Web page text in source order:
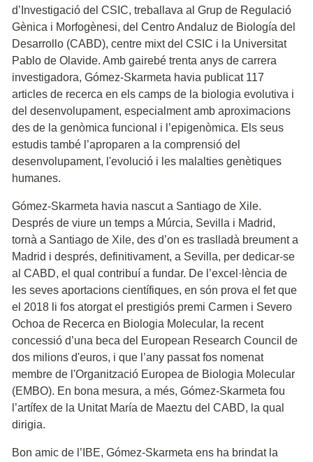
d’Investigació del CSIC, treballava al Grup de Regulació
Gènica i Morfogènesi, del Centro Andaluz de Biología del
Desarrollo (CABD), centre mixt del CSIC i la Universitat
Pablo de Olavide. Amb gairebé trenta anys de carrera
investigadora, Gómez-Skarmeta havia publicat 117
articles de recerca en els camps de la biologia evolutiva i
del desenvolupament, especialment amb aproximacions
des de la genòmica funcional i l’epigenòmica. Els seus
estudis també l’aproparen a la comprensió del
desenvolupament, l'evolució i les malalties genètiques
humanes.
Gómez-Skarmeta havia nascut a Santiago de Xile.
Després de viure un temps a Múrcia, Sevilla i Madrid,
tornà a Santiago de Xile, des d’on es traslladà breument a
Madrid i després, definitivament, a Sevilla, per dedicar-se
al CABD, el qual contribuí a fundar. De l’excel·lència de
les seves aportacions científiques, en són prova el fet que
el 2018 li fos atorgat el prestigiós premi Carmen i Severo
Ochoa de Recerca en Biologia Molecular, la recent
concessió d’una beca del European Research Council de
dos milions d'euros, i que l’any passat fos nomenat
membre de l'Organització Europea de Biologia Molecular
(EMBO). En bona mesura, a més, Gómez-Skarmeta fou
l’artífex de la Unitat María de Maeztu del CABD, la qual
dirigia.
Bon amic de l’IBE, Gómez-Skarmeta ens ha brindat la